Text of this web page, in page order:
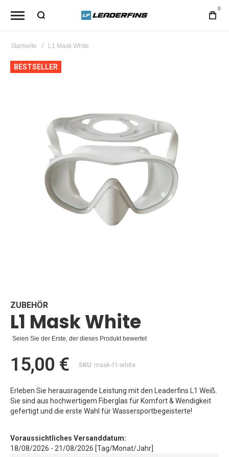
0
Startseite L1 Mask White
Zum
Ende
Bildgalerie
springen
BESTSELLER
ZUBEHÖR
L1 Mask White
Seien Sie der Erste, der dieses Produkt bewertet
15,00 € SKU mask-l1-white
Erleben Sie herausragende Leistung mit den Leaderfins L1 Weiß.
Sie sind aus hochwertigem Fiberglas für Komfort & Wendigkeit
gefertigt und die erste Wahl für Wassersportbegeisterte!
Voraussichtliches Versanddatum:
18/08/2026 - 21/08/2026 [Tag/Monat/Jahr]